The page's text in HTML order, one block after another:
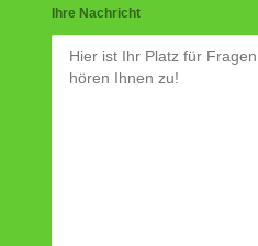
Ihre Nachricht